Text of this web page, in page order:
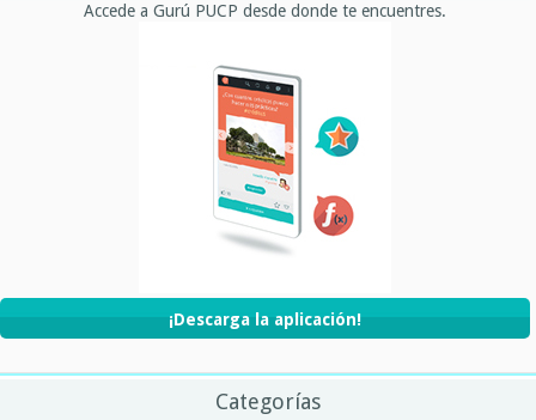
Accede a Gurú PUCP desde donde te encuentres.
¡Descarga la aplicación!
Categorías